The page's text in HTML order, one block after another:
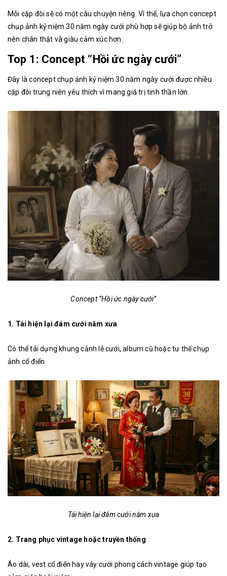
Mỗi cặp đôi sẽ có một câu chuyện riêng. Vì thế, lựa chọn concept
chụp ảnh kỷ niệm 30 năm ngày cưới phù hợp sẽ giúp bộ ảnh trở
nên chân thật và giàu cảm xúc hơn.
Top 1: Concept “Hồi ức ngày cưới”
Đây là concept chụp ảnh kỷ niệm 30 năm ngày cưới được nhiều
cặp đôi trung niên yêu thích vì mang giá trị tinh thần lớn.
Concept “Hồi ức ngày cưới”
1. Tái hiện lại đám cưới năm xưa
Có thể tái dựng khung cảnh lễ cưới, album cũ hoặc tư thế chụp
ảnh cổ điển.
Tái hiện lại đám cưới năm xưa
2. Trang phục vintage hoặc truyền thống
Áo dài, vest cổ điển hay váy cưới phong cách vintage giúp tạo